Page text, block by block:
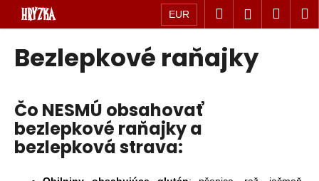
Prejsť
obsah
EUR Hľadať
Bezlepkové raňajky
Čo NESMÚ obsahovať
bezlepkové raňajky a
bezlepková strava:
K
Späť
o
p
o
t